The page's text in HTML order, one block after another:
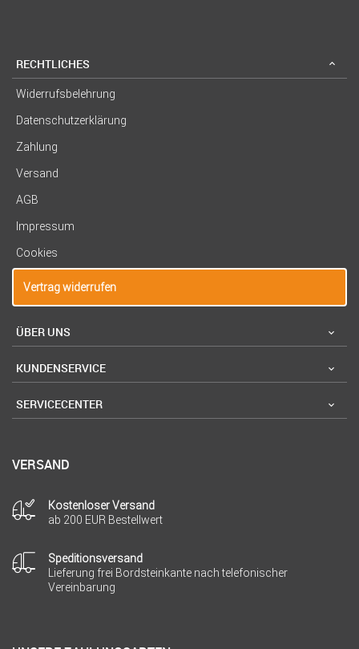
RECHTLICHES
Widerrufsbelehrung
Datenschutzerklärung
Zahlung
Versand
AGB
Impressum
Cookies
Vertrag widerrufen
ÜBER UNS
KUNDENSERVICE
SERVICECENTER
VERSAND
Kostenloser Versand
ab 200 EUR Bestellwert
Speditionsversand
Lieferung frei Bordsteinkante nach telefonischer
Vereinbarung